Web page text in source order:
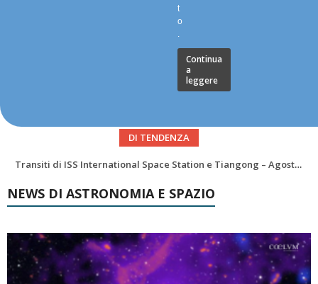
t
o
.
Continua
a
leggere
DI TENDENZA
Transiti di ISS International Space Station e Tiangong – Agosto 2026
La Luna del Mese – Agosto 2026
NEWS DI ASTRONOMIA E SPAZIO